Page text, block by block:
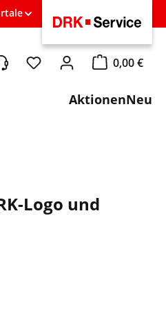
Du hast 0 Produkte auf
0,00 €
Warenkorb
AktionenNeu
Logo und